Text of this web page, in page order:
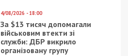
4/08/2026 - 18:00
За $13 тисяч допомагали
військовим втекти зі
служби: ДБР викрило
організовану групу